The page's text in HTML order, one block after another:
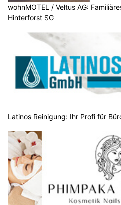
wohnMOTEL / Veltus AG:
Hinterforst SG
Latinos Reinigung: Ihr Profi für